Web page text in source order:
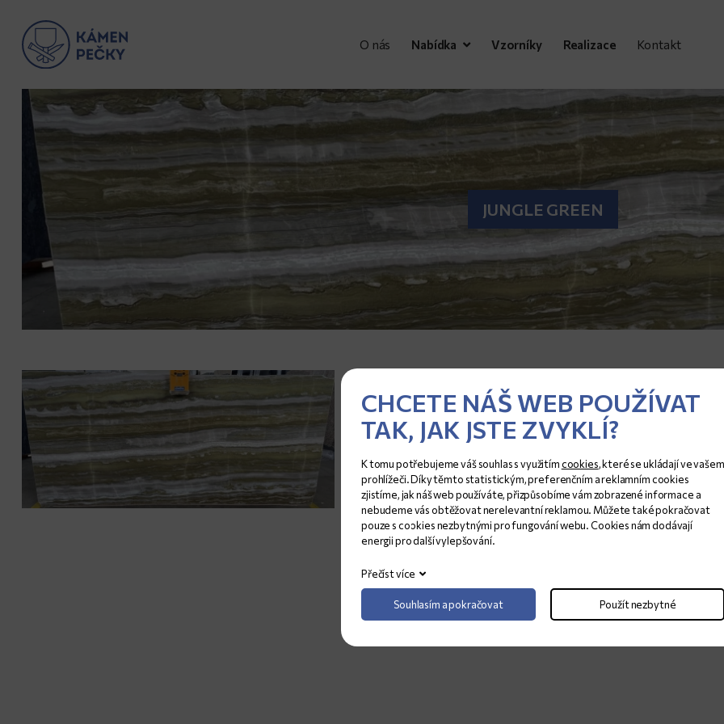
O nás Nabídka Vzorníky Realizace Kontakt
JUNGLE GREEN
2 318x150
CHCETE NÁŠ WEB POUŽÍVAT
TAK, JAK JSTE ZVYKLÍ?
K tomu potřebujeme váš souhlas s využitímcookies, které se ukládají ve vašem
prohlížeči. Díky těmto statistickým, preferenčním a reklamním cookies
zjistíme, jak náš web používáte, přizpůsobíme vám zobrazené informace a
nebudeme vás obtěžovat nerelevantní reklamou. Můžete také pokračovat
pouze s cookies nezbytnými pro fungování webu. Cookies nám dodávají
energii pro další vylepšování.
Přečíst více
Souhlasím a pokračovat Použít nezbytné